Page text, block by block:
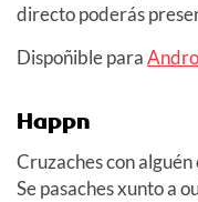
directo poderás
Dispoñible para
Happn
Cruzaches con alguén
Se pasaches xunto a